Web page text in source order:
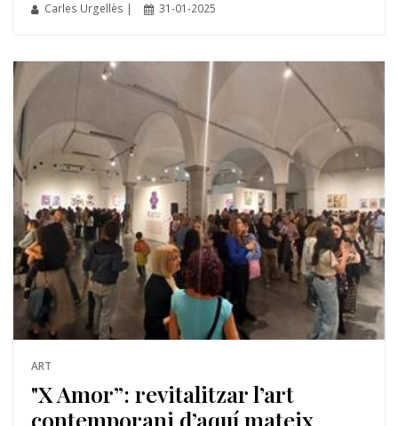
Carles Urgellès | 31-01-2025
ART
"X Amor”: revitalitzar l’art
contemporani d’aquí mateix